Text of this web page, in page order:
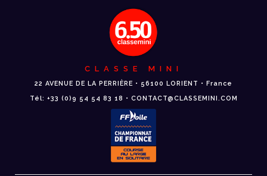
CLASSE MINI
22 AVENUE DE LA PERRIÈRE • 56100 LORIENT • France
Tél: +33 (0)9 54 54 83 18 • CONTACT@CLASSEMINI.COM